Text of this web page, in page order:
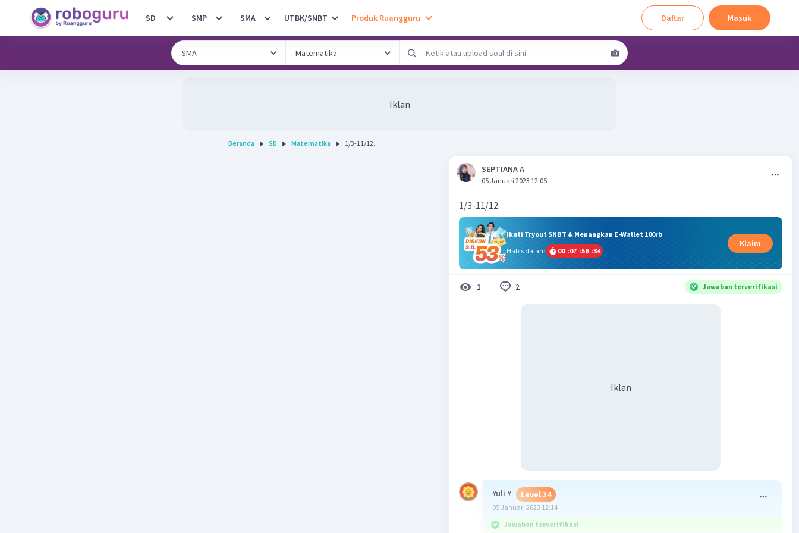
SD SMP SMA UTBK/SNBT Produk Ruangguru Daftar Masuk
Iklan
Beranda SD Matematika 1/3-11/12...
SEPTIANA A
05 Januari 2023 12:05
1/3-11/12
Ikuti Tryout SNBT & Menangkan E-Wallet 100rb
Habis dalam
00 :07 :56 :33
Klaim
1 2 Jawaban terverifikasi
Iklan
Yuli Y Level 34
05 Januari 2023 12:14
Jawaban terverifikasi